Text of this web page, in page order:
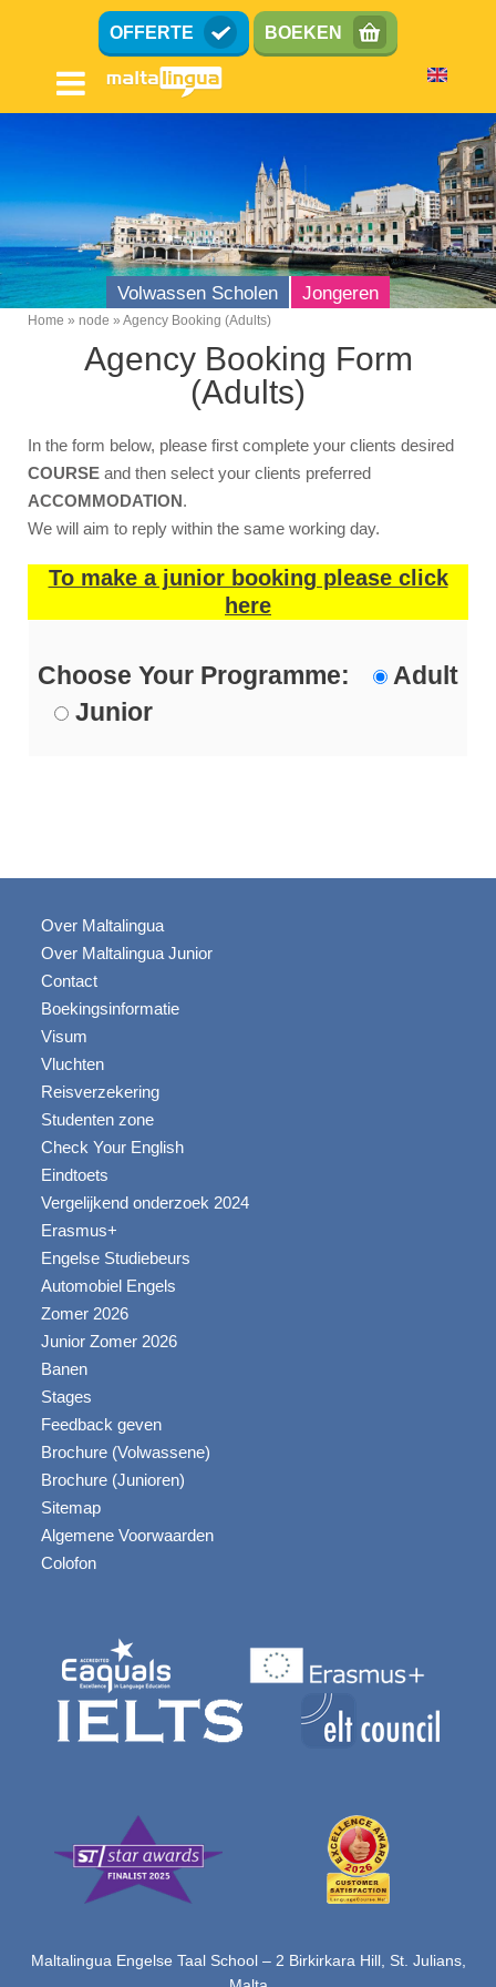
OFFERTE BOEKEN
Volwassen Scholen Jongeren
Agent Terms
Agency Booking (Adults)
Zakelijk Engels
Agency Booking (Juniors)
Breadcrumb
Home node Agency Booking (Adults)
Agency Booking Form
(Adults)
In the form below, please first complete your clients desired
COURSE and then select your clients preferred
ACCOMMODATION.
We will aim to reply within the same working day.
To make a junior booking please click
here
Choose Your Programme:
Adult
Junior
Over Maltalingua
Over Maltalingua Junior
Contact
Boekingsinformatie
Visum
Vluchten
Reisverzekering
Studenten zone
Check Your English
Eindtoets
Vergelijkend onderzoek 2024
Erasmus+
Engelse Studiebeurs
Automobiel Engels
Zomer 2026
Junior Zomer 2026
Banen
Stages
Feedback geven
Brochure (Volwassene)
Brochure (Junioren)
Sitemap
Algemene Voorwaarden
Colofon
Maltalingua Engelse Taal School – 2 Birkirkara Hill, St. Julians,